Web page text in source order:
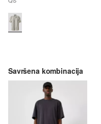
Savršena kombinacija